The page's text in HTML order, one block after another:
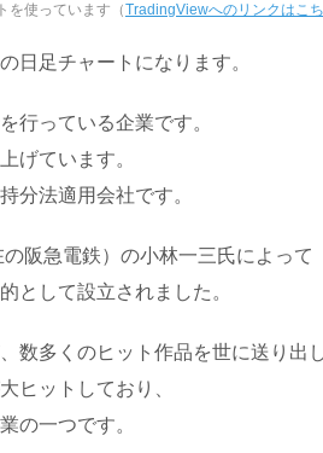
を使っています（TradingViewへのリンクはこ
日足チャートになります。
行っている企業です。
げています。
分法適用会社です。
阪急電鉄）の小林一三氏によって
として設立されました。
数多くのヒット作品を世に送り出
ヒットしており、
の一つです。